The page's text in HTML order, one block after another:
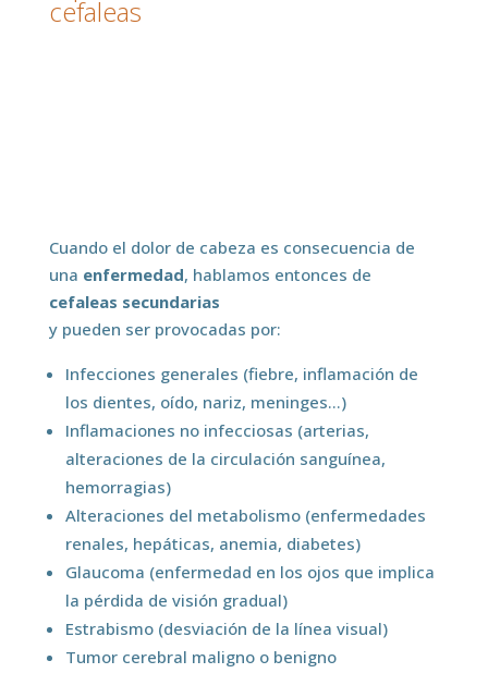
cefaleas
Cuando el dolor de cabeza es consecuencia de
una enfermedad, hablamos entonces de
cefaleas secundarias
y pueden ser provocadas por:
Infecciones generales (fiebre, inflamación de
los dientes, oído, nariz, meninges…)
Inflamaciones no infecciosas (arterias,
alteraciones de la circulación sanguínea,
hemorragias)
Alteraciones del metabolismo (enfermedades
renales, hepáticas, anemia, diabetes)
Glaucoma (enfermedad en los ojos que implica
la pérdida de visión gradual)
Estrabismo (desviación de la línea visual)
Tumor cerebral maligno o benigno